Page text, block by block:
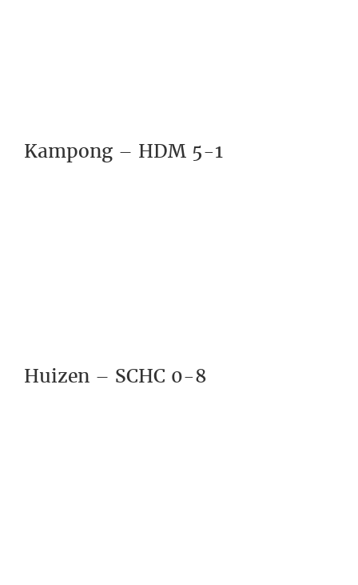
Kampong – HDM 5-1
Huizen – SCHC 0-8